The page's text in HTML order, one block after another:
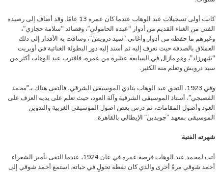
كانت أولى تسجيلات عبد الوهاب عندما كان عمره 13 عامًا. وقد أضاف إلى رصيده
الفني من الغناء القديم من أدوار “عبده الحامولي”، وقصائد “سلامة حجازي”،
وغيرهم ما حفظه من أدوار وأغاني “سيد درويش”، وساقت به الأقدار إلى ذلك
العملاق بالصدفة حيث تعرف إليه ثم أسند إليه دور البطولة الغنائية في أوبريت
“شهرزاد”، وهو مازال في السابعة عشرة من عمره، فاقترب عبد الوهاب أكثر من
سيد درويش وتعلم منه الكثير.
وفي 1923، التحق عبد الوهاب بنادي الموسيقى الشرقي، فالتقى هناك بـ”محمد
القصبجي”، أستاذ الموسيقى الشرقية وآلة العود، حيث تعلم على يديه العزف على
العود وأصول المقامات، ثم درس بعض اصول الموسيقى الغربية والتدوين
الموسيقى بمعهد “جويدين” الإيطالي بالقاهرة.
شهرته الفنية:
أتت لمحمد عبد الوهاب فرصة عمره في عان 1924، عندما التقى بأمير الشعراء
أحمد شوقي مرةً أخرى والذي كان نقطة تحولٍ في حياته. استمع أحمد شوقي إلى